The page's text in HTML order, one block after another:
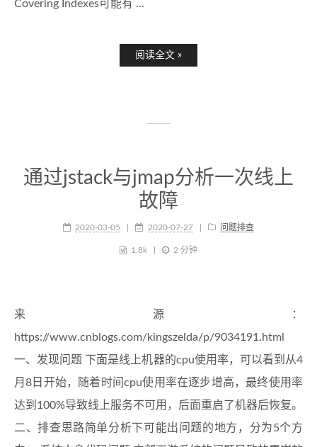
Covering Indexes可能有 ...
阅读全文 »
通过jstack与jmap分析一次线上
故障
2020-03-05 2020-07-27 问题排查
1.8k 2 分钟
来源：
https://www.cnblogs.com/kingszelda/p/9034191.html
一、发现问题 下面是线上机器的cpu使用率，可以看到从4
月8日开始，随着时间cpu使用率在逐步增高，最终使用率
达到100%导致线上服务不可用，后面重启了机器后恢复。
二、排查思路简单分析下可能出问题的地方，分为5个方